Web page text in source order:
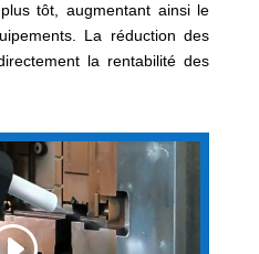
tôt, augmentant ainsi le
La réduction des
la rentabilité des